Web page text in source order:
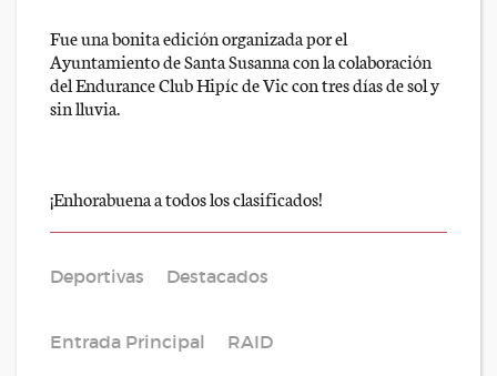
Fue una bonita edición organizada por el
Ayuntamiento de Santa Susanna con la colaboración
del Endurance Club Hipíc de Vic con tres días de sol y
sin lluvia.
¡Enhorabuena a todos los clasificados!
Deportivas Destacados
Entrada Principal RAID